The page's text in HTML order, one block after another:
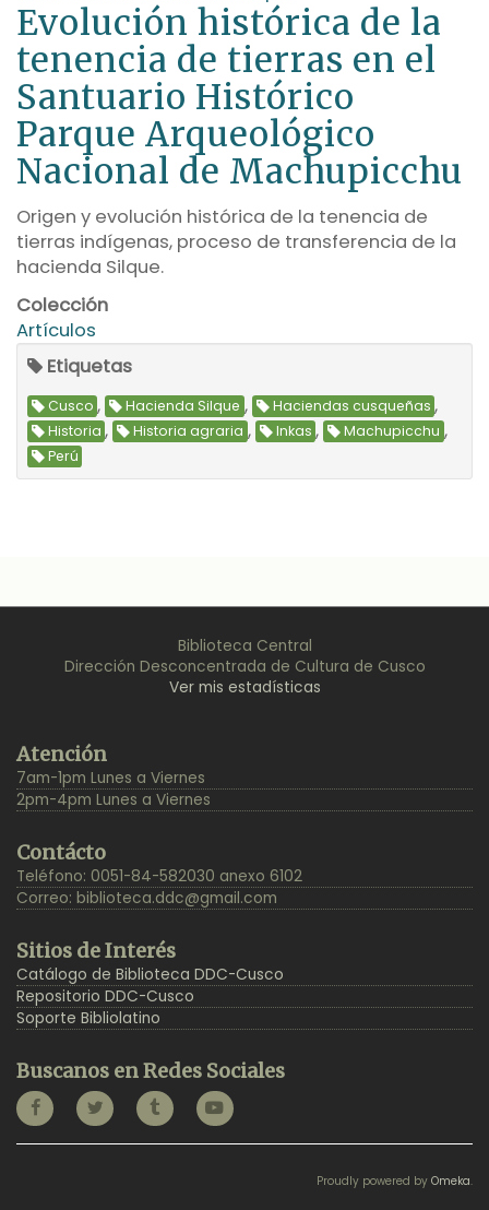
Evolución histórica de la
tenencia de tierras en el
Santuario Histórico
Parque Arqueológico
Nacional de Machupicchu
Origen y evolución histórica de la tenencia de
tierras indígenas, proceso de transferencia de la
hacienda Silque.
Colección
Artículos
Etiquetas
Cusco , Hacienda Silque , Haciendas cusqueñas ,
Historia , Historia agraria , Inkas , Machupicchu ,
Perú
Biblioteca Central
Dirección Desconcentrada de Cultura de Cusco
Ver mis estadísticas
Top
Atención
7am-1pm Lunes a Viernes
2pm-4pm Lunes a Viernes
Contácto
Teléfono: 0051-84-582030 anexo 6102
Correo: biblioteca.ddc@gmail.com
Sitios de Interés
Catálogo de Biblioteca DDC-Cusco
Repositorio DDC-Cusco
Soporte Bibliolatino
Buscanos en Redes Sociales
Proudly powered by Omeka.